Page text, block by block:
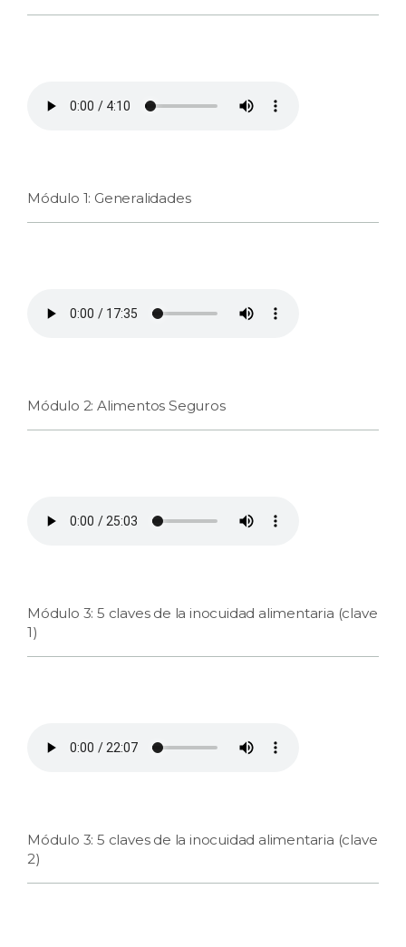
Módulo 1: Generalidades
Módulo 2: Alimentos Seguros
Módulo 3: 5 claves de la inocuidad alimentaria (clave
1)
Módulo 3: 5 claves de la inocuidad alimentaria (clave
2)